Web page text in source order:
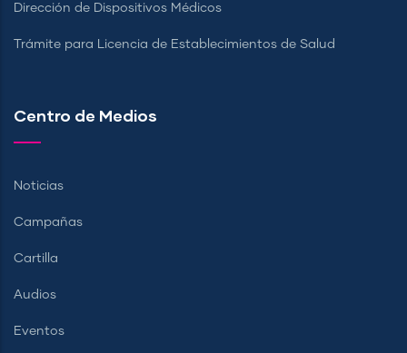
Dirección de Dispositivos Médicos
Trámite para Licencia de Establecimientos de Salud
Centro de Medios
Noticias
Campañas
Cartilla
Audios
Eventos